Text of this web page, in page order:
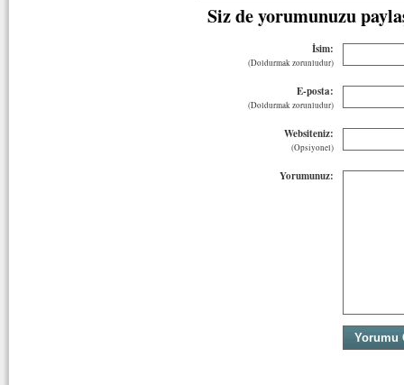
Siz de yorumunuzu
İsim:
(Doldurmak zorunludur)
E-posta:
(Doldurmak zorunludur)
Websiteniz:
(Opsiyonel)
Yorumunuz: